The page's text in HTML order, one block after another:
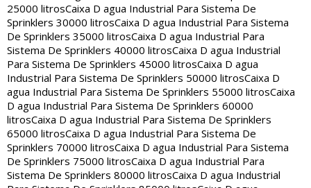
25000 litrosCaixa D agua Industrial Para Sistema De
Sprinklers 30000 litrosCaixa D agua Industrial Para Sistema
De Sprinklers 35000 litrosCaixa D agua Industrial Para
Sistema De Sprinklers 40000 litrosCaixa D agua Industrial
Para Sistema De Sprinklers 45000 litrosCaixa D agua
Industrial Para Sistema De Sprinklers 50000 litrosCaixa D
agua Industrial Para Sistema De Sprinklers 55000 litrosCaixa
D agua Industrial Para Sistema De Sprinklers 60000
litrosCaixa D agua Industrial Para Sistema De Sprinklers
65000 litrosCaixa D agua Industrial Para Sistema De
Sprinklers 70000 litrosCaixa D agua Industrial Para Sistema
De Sprinklers 75000 litrosCaixa D agua Industrial Para
Sistema De Sprinklers 80000 litrosCaixa D agua Industrial